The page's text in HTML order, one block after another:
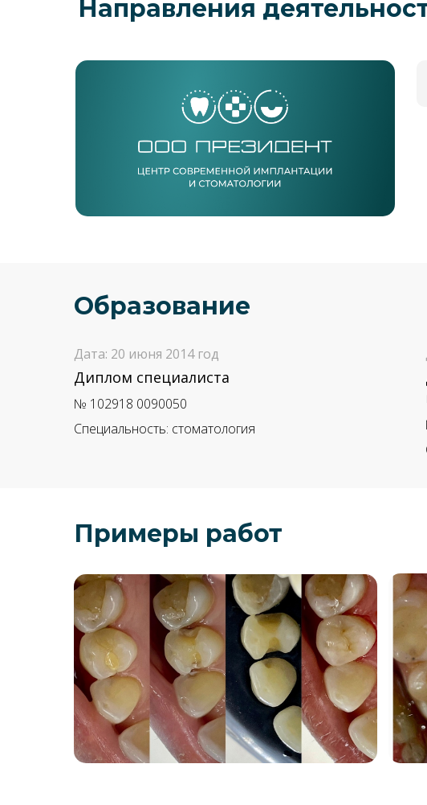
Направления
Образование
Специальность: стоматология
№ 102918 0090050
Диплом специалиста
Дата: 20 июня 2014 год
Примеры работ